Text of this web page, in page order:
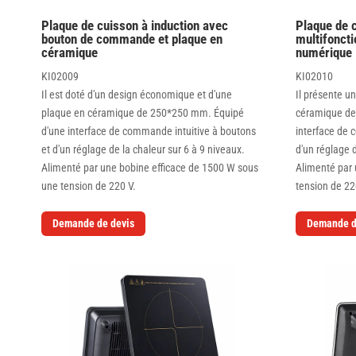
Plaque de cuisson à induction avec
bouton de commande et plaque en
céramique
KI02009
Il est doté d'un design économique et d'une
plaque en céramique de 250*250 mm. Équipé
d'une interface de commande intuitive à boutons
et d'un réglage de la chaleur sur 6 à 9 niveaux.
Alimenté par une bobine efficace de 1500 W sous
une tension de 220 V.
Demande de devis
Plaque de
numérique
KI02010
Il présente
céramique
interface de
d'un réglage
Alimenté par
tension de
Demande